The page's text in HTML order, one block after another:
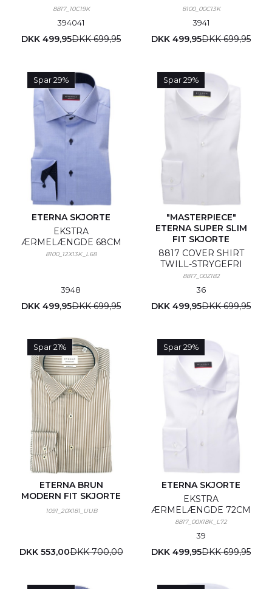
8817_10C19K
394041
DKK 499,95DKK 699,95
8100_00C13K
3941
DKK 499,95DKK 699,95
Spar 29%
ETERNA SKJORTE
EKSTRA
ÆRMELÆNGDE 68CM
8100_12X13K_L68
3948
DKK 499,95DKK 699,95
Spar 29%
"MASTERPIECE"
ETERNA SUPER SLIM
FIT SKJORTE
8817 COVER SHIRT
TWILL-STRYGEFRI
8817_00Z182
36
DKK 499,95DKK 699,95
Spar 21%
ETERNA BRUN
MODERN FIT SKJORTE
1091_20X181_UUB
DKK 553,00DKK 700,00
Spar 29%
ETERNA SKJORTE
EKSTRA
ÆRMELÆNGDE 72CM
8817_00X18K_L72
39
DKK 499,95DKK 699,95